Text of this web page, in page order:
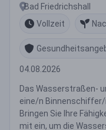
Bad Friedrichshall
Vollzeit
04.08.2026
Das Wasserstraßen-
eine/n Binnenschiffer/
Bringen Sie Ihre
mit ein, um die